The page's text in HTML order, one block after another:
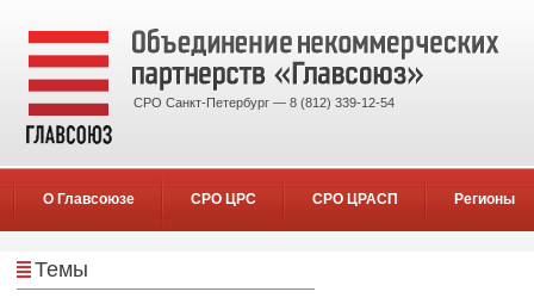
СРО Санкт-Петербург — 8 (812) 339-12-54
О Главсоюзе СРО ЦРС СРО ЦРАСП Регионы
Темы